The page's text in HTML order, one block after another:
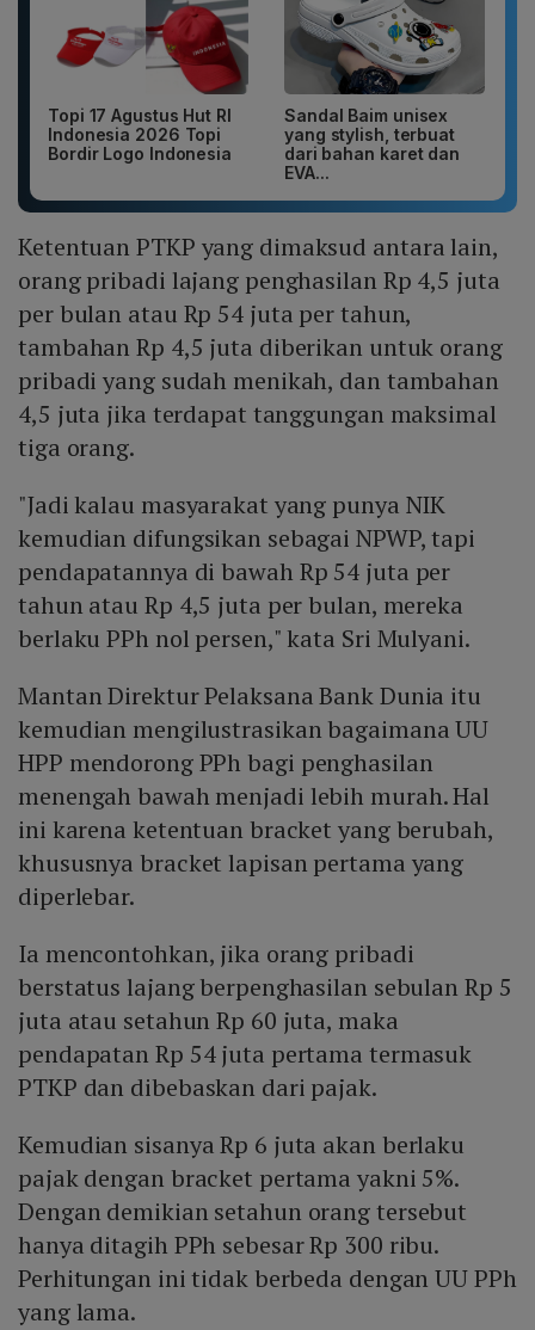
Topi 17 Agustus Hut RI
Indonesia 2026 Topi
Bordir Logo Indonesia
Sandal Baim unisex
yang stylish, terbuat
dari bahan karet dan
EVA...
Ketentuan PTKP yang dimaksud antara lain,
orang pribadi lajang penghasilan Rp 4,5 juta
per bulan atau Rp 54 juta per tahun,
tambahan Rp 4,5 juta diberikan untuk orang
pribadi yang sudah menikah, dan tambahan
4,5 juta jika terdapat tanggungan maksimal
tiga orang.
"Jadi kalau masyarakat yang punya NIK
kemudian difungsikan sebagai NPWP, tapi
pendapatannya di bawah Rp 54 juta per
tahun atau Rp 4,5 juta per bulan, mereka
berlaku PPh nol persen," kata Sri Mulyani.
Mantan Direktur Pelaksana Bank Dunia itu
kemudian mengilustrasikan bagaimana UU
HPP mendorong PPh bagi penghasilan
menengah bawah menjadi lebih murah. Hal
ini karena ketentuan bracket yang berubah,
khususnya bracket lapisan pertama yang
diperlebar.
Ia mencontohkan, jika orang pribadi
berstatus lajang berpenghasilan sebulan Rp 5
juta atau setahun Rp 60 juta, maka
pendapatan Rp 54 juta pertama termasuk
PTKP dan dibebaskan dari pajak.
Kemudian sisanya Rp 6 juta akan berlaku
pajak dengan bracket pertama yakni 5%.
Dengan demikian setahun orang tersebut
hanya ditagih PPh sebesar Rp 300 ribu.
Perhitungan ini tidak berbeda dengan UU PPh
yang lama.